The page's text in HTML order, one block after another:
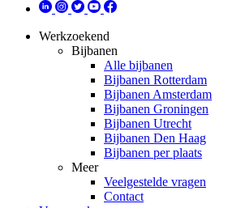
Werkzoekend
Bijbanen
Alle bijbanen
Bijbanen Rotterdam
Bijbanen Amsterdam
Bijbanen Groningen
Bijbanen Utrecht
Bijbanen Den Haag
Bijbanen per plaats
Meer
Veelgestelde vragen
Contact